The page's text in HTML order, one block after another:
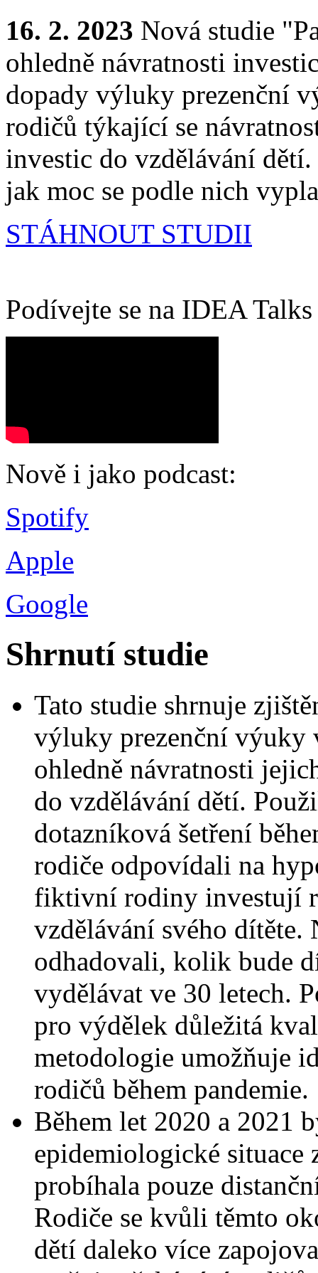
16. 2. 2023 Nová studie
ohledně návratnosti
dopady výluky prezenční
rodičů týkající se
investic do vzdělávání
jak moc se podle nich
STÁHNOUT STUDII
Podívejte se na IDEA
Nově i jako podcast:
Spotify
Apple
Google
Shrnutí studie
Tato studie shrnuje
výluky prezenční výuky
ohledně návratnosti
do vzdělávání dětí.
dotazníková šetření
rodiče odpovídali na
fiktivní rodiny investují
vzdělávání svého dítěte.
odhadovali, kolik bude
vydělávat ve 30 letech.
pro výdělek důležitá
metodologie umožňuje
rodičů během pandemie.
Během let 2020 a 2021
epidemiologické situace
probíhala pouze
Rodiče se kvůli těmto
dětí daleko více